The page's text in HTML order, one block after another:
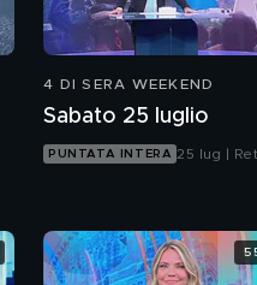
4 DI SERA WEEKEND
Sabato 25 luglio
PUNTATA INTERA 25 lug |